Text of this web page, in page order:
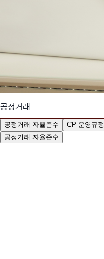
공정거래
공정거래 자율준수 CP 운영규정
공정거래 자율준수